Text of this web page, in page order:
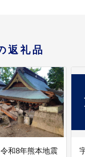
返礼品
和8年熊本地震